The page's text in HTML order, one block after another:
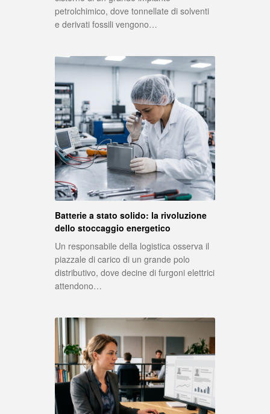
petrolchimico, dove tonnellate di solventi
e derivati fossili vengono…
Batterie a stato solido: la rivoluzione
dello stoccaggio energetico
Un responsabile della logistica osserva il
piazzale di carico di un grande polo
distributivo, dove decine di furgoni elettrici
attendono…